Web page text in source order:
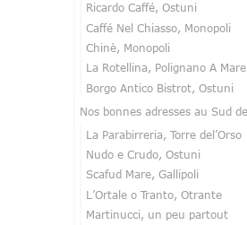
Ricardo Caffé, Ostuni
Caffé Nel Chiasso, Monopoli
Chinè, Monopoli
La Rotellina, Polignano A Mare
Borgo Antico Bistrot, Ostuni
Nos bonnes adresses au Sud
La Parabirreria, Torre del’Orso
Nudo e Crudo, Ostuni
Scafud Mare, Gallipoli
L’Ortale o Tranto, Otrante
Martinucci, un peu partout